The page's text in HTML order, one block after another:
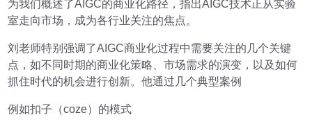
为我们概述了AIGC的商业化路径，指出AIGC技术正从实验
室走向市场，成为各行业关注的焦点。
刘老师特别强调了AIGC商业化过程中需要关注的几个关键
点，如不同时期的商业化策略、市场需求的演变，以及如何
抓住时代的机会进行创新。他通过几个典型案例
例如扣子（coze）的模式